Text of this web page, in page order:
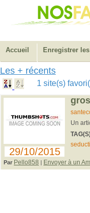
Accueil Enregistrer
Les + récents
1 site(s)
29/10/2015
Un
Par Pello858 | Envoyer à un